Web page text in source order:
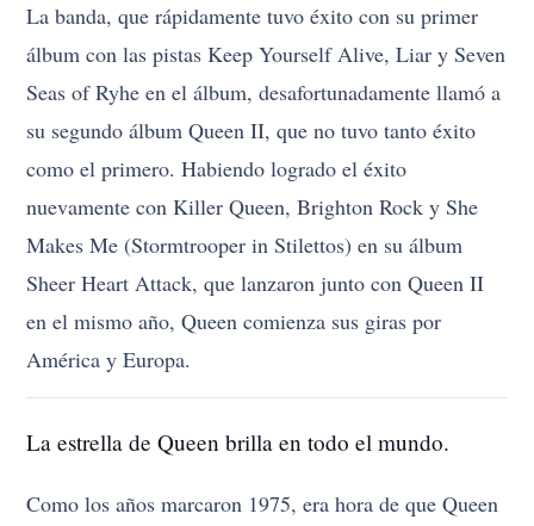
La banda, que rápidamente tuvo éxito con su primer
álbum con las pistas Keep Yourself Alive, Liar y Seven
Seas of Ryhe en el álbum, desafortunadamente llamó a
su segundo álbum Queen II, que no tuvo tanto éxito
como el primero. Habiendo logrado el éxito
nuevamente con Killer Queen, Brighton Rock y She
Makes Me (Stormtrooper in Stilettos) en su álbum
Sheer Heart Attack, que lanzaron junto con Queen II
en el mismo año, Queen comienza sus giras por
América y Europa.
La estrella de Queen brilla en todo el mundo.
Como los años marcaron 1975, era hora de que Queen